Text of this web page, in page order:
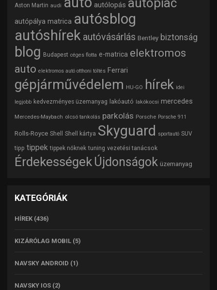
Aston Martin audi autólopás autópiac
autópálya matrica autósblog
autóshírek autóvásárlás Bentley biztonság
blog Budapest céges flotta e-matrica elektromos
auto elektromos autó otthoni töltés Ferrari
gépjárművédelem HU-GO hírek idei
legjobb kedvezményes üzemanyag lakóautó lakókocsi mercedes
Mercedes-Maybach olcsó tankolás parkolás Porsche Porsche 911
Rolls-Royce Shell Shell kártya Skyguard sportautó SUV
tipp tippek tippek nőknek tuning vezetési tanácsok
Érdekességek Újdonságok üzemanyag
KATEGÓRIÁK
HÍREK (436)
KIZÁRÓLAG MOBIL (5)
NAVSKY ANDROID (1)
NAVSKY IOS (2)